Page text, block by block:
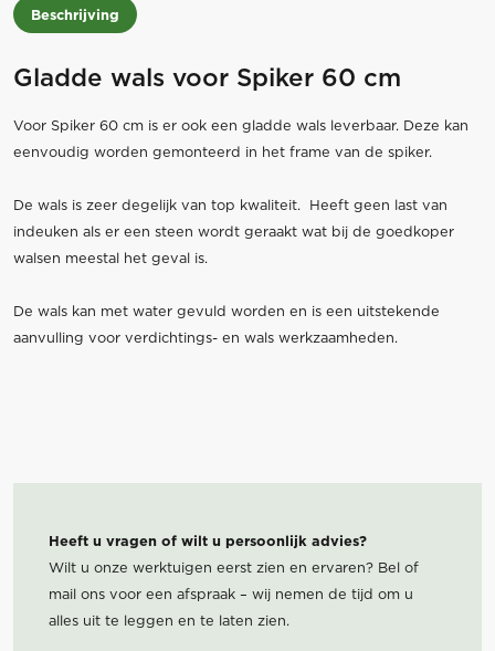
Beschrijving
Gladde wals voor Spiker 60 cm
Voor Spiker 60 cm is er ook een gladde wals leverbaar. Deze kan
eenvoudig worden gemonteerd in het frame van de spiker.
De wals is zeer degelijk van top kwaliteit. Heeft geen last van
indeuken als er een steen wordt geraakt wat bij de goedkoper
walsen meestal het geval is.
De wals kan met water gevuld worden en is een uitstekende
aanvulling voor verdichtings- en wals werkzaamheden.
Heeft u vragen of wilt u persoonlijk advies?
Wilt u onze werktuigen eerst zien en ervaren? Bel of
mail ons voor een afspraak – wij nemen de tijd om u
alles uit te leggen en te laten zien.